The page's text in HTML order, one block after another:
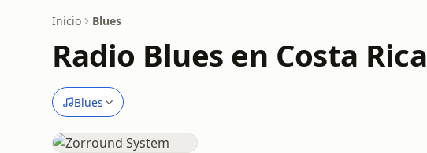
Inicio Blues
Radio Blues en Costa Rica
Blues